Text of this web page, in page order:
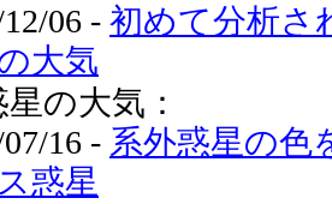
06 - 初めて分析さ
大気
の大気：
16 - 系外惑星の
惑星